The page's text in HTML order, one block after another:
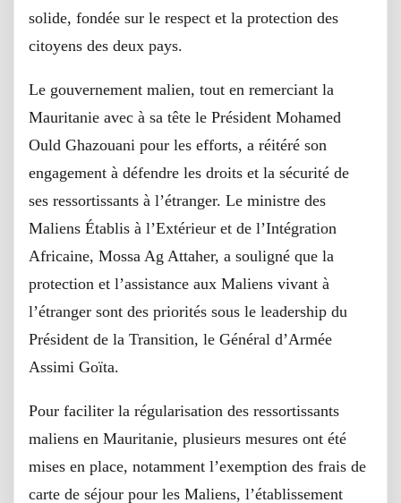
solide, fondée sur le respect et la protection des
citoyens des deux pays.
Le gouvernement malien, tout en remerciant la
Mauritanie avec à sa tête le Président Mohamed
Ould Ghazouani pour les efforts, a réitéré son
engagement à défendre les droits et la sécurité de
ses ressortissants à l’étranger. Le ministre des
Maliens Établis à l’Extérieur et de l’Intégration
Africaine, Mossa Ag Attaher, a souligné que la
protection et l’assistance aux Maliens vivant à
l’étranger sont des priorités sous le leadership du
Président de la Transition, le Général d’Armée
Assimi Goïta.
Pour faciliter la régularisation des ressortissants
maliens en Mauritanie, plusieurs mesures ont été
mises en place, notamment l’exemption des frais de
carte de séjour pour les Maliens, l’établissement